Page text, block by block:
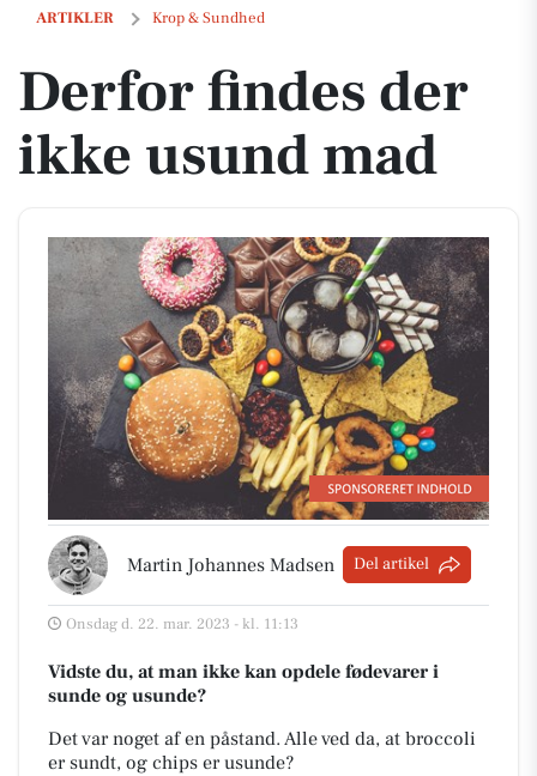
ARTIKLER Krop & Sundhed
Derfor findes der ikke usund mad
Derfor findes der
ikke usund mad
Martin Johannes Madsen Del artikel
Onsdag d. 22. mar. 2023 - kl. 11:13
Vidste du, at man ikke kan opdele fødevarer i
sunde og usunde?
Det var noget af en påstand. Alle ved da, at broccoli
er sundt, og chips er usunde?